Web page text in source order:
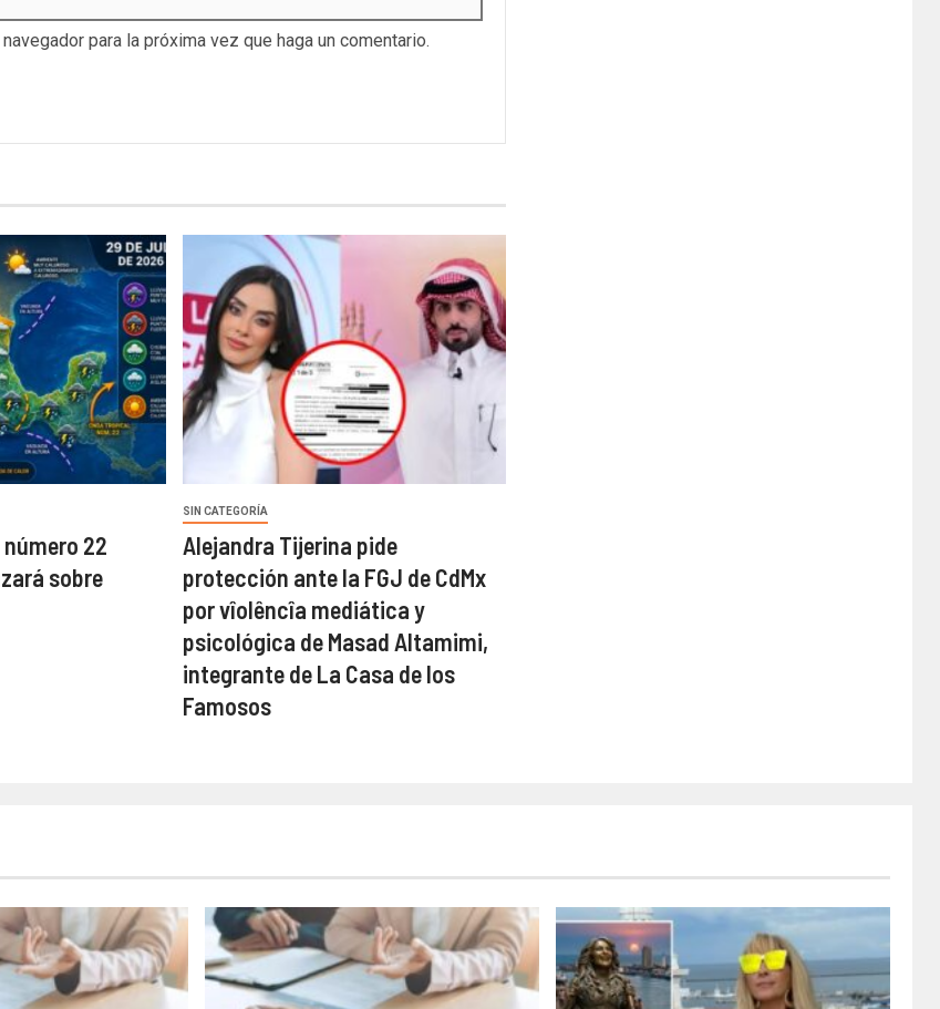
para la próxima vez que haga un comentario.
22
sobre
SIN CATEGORÍA
Alejandra Tijerina pide
protección ante la FGJ de CdMx
por vîolêncîa mediática y
psicológica de Masad Altamimi,
integrante de La Casa de los
Famosos